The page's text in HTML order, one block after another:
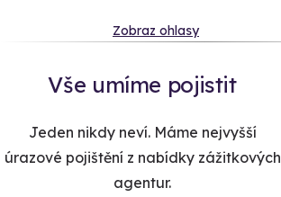
Zobraz ohlasy
Vše umíme pojistit
Jeden nikdy neví. Máme nejvyšší
úrazové pojištění z nabídky zážitkových
agentur.